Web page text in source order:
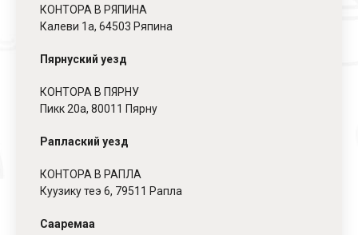
КОНТОРА В РЯПИНА
Калеви 1a, 64503 Ряпина
Пярнуский уезд
КОНТОРА В ПЯРНУ
Пикк 20a, 80011 Пярну
Раплаский уезд
КОНТОРА В РАПЛА
Куузику теэ 6, 79511 Рапла
Сааремаа